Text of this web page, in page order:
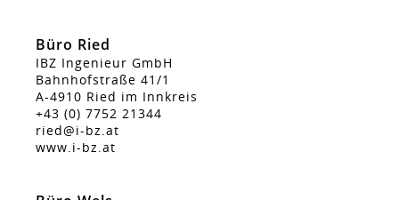
Büro Ried
IBZ Ingenieur GmbH
Bahnhofstraße 41/1
A-4910 Ried im Innkreis
+43 (0) 7752 21344
ried@i-bz.at
www.i-bz.at